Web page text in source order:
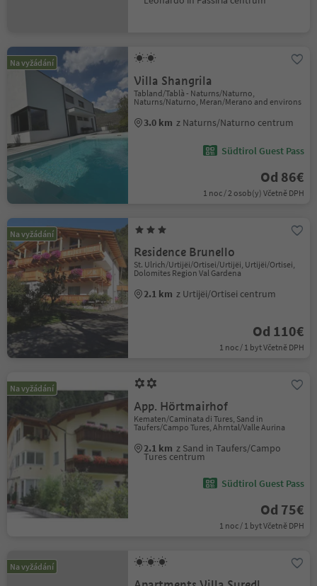
Na vyžádání
Villa Shangrila
Tabland/Tablà - Naturns/Naturno,
Naturns/Naturno, Meran/Merano and environs
3.0 km z Naturns/Naturno centrum
Südtirol Guest Pass
Od 86€
1 noc / 2 osob(y) Včetně DPH
Na vyžádání
Residence Brunello
St. Ulrich/Urtijëi/Ortisei/Urtijëi, Urtijëi/Ortisei,
Dolomites Region Val Gardena
2.1 km z Urtijëi/Ortisei centrum
Od 110€
1 noc / 1 byt Včetně DPH
Na vyžádání
App. Hörtmairhof
Kematen/Caminata di Tures, Sand in
Taufers/Campo Tures, Ahrntal/Valle Aurina
2.1 km z Sand in Taufers/Campo
Tures centrum
Südtirol Guest Pass
Od 75€
1 noc / 1 byt Včetně DPH
Na vyžádání